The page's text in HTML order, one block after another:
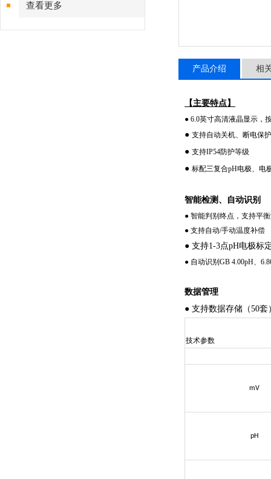
查看更多
产品介绍 相
【主要特点】
● 6.0英寸高清液晶显示，
● 支持自动关机、断电保
● 支持IP54防护等级
● 标配三复合pH电极、电
智能检测、自动识别
● 智能判别终点，支持平
● 支持自动/手动温度补偿
● 支持1-3点pH电极标
● 自动识别GB 4.00pH、
数据管理
● 支持数据存储（50套
技术参数
mV
pH